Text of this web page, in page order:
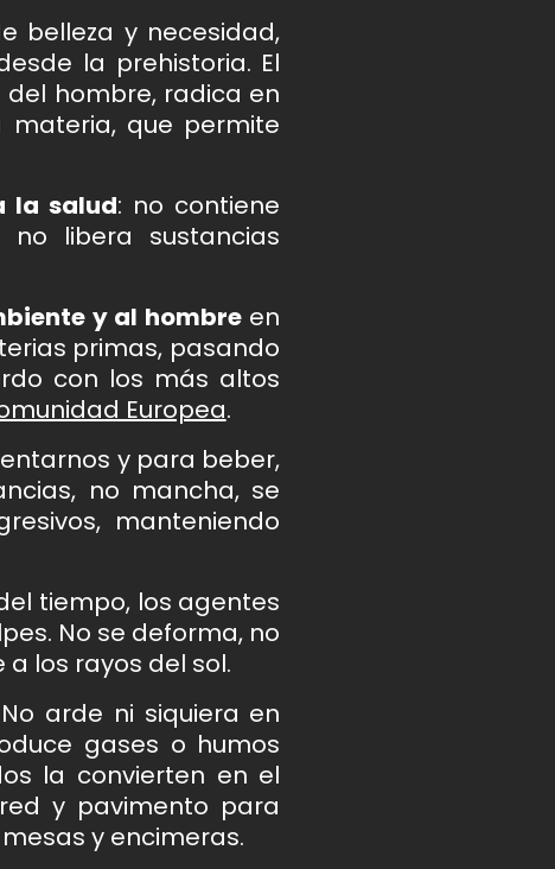
belleza y necesidad,
la prehistoria. El
hombre, radica en
que permite
la salud: no contiene
libera sustancias
y al hombreen
primas, pasando
con los más altos
Europea.
y para beber,
no mancha, se
manteniendo
tiempo, los agentes
No se deforma, no
los rayos del sol.
No arde ni siquiera en
gases o humos
la convierten en el
y pavimento para
y encimeras.